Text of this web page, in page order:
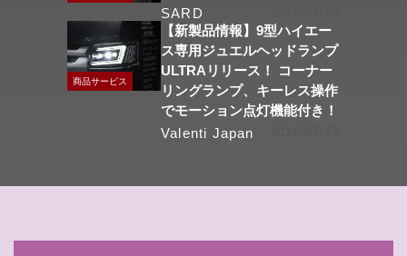
SARD
商品サービス
【新製品情報】9型ハイエー
ス専用ジュエルヘッドランプ
ULTRAリリース！ コーナー
リングランプ、キーレス操作
でモーション点灯機能付き！
Valenti Japan